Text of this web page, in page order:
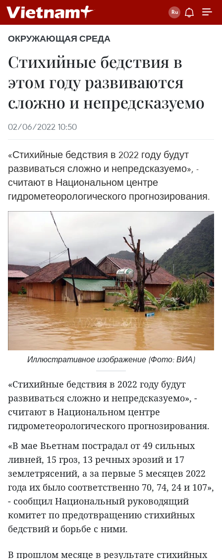
ОКРУЖАЮЩАЯ СРЕДА
Стихийные бедствия в
этом году развиваются
сложно и непредсказуемо
02/06/2022 10:50
«Стихийные бедствия в 2022 году будут
развиваться сложно и непредсказуемо», -
считают в Национальном центре
гидрометеорологического прогнозирования.
Иллюстративное изображение (Фото: ВИА)
«Стихийные бедствия в 2022 году будут
развиваться сложно и непредсказуемо», -
считают в Национальном центре
гидрометеорологического прогнозирования.
«В мае Вьетнам пострадал от 49 сильных
ливней, 15 гроз, 13 речных эрозий и 17
землетрясений, а за первые 5 месяцев 2022
года их было соответственно 70, 74, 24 и 107»,
- сообщил Национальный руководящий
комитет по предотвращению стихийных
бедствий и борьбе с ними.
В прошлом месяце в результате стихийных